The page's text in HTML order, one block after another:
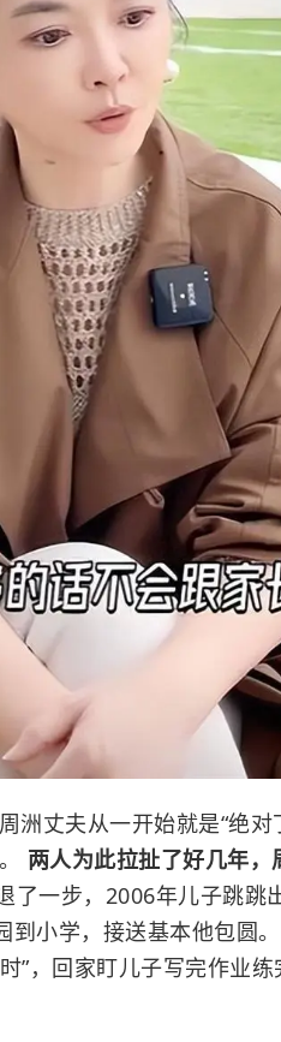
洲丈夫从一开始就是“绝对
两人为此拉扯了好几年，
了一步，2006年儿子跳跳
到小学，接送基本他包圆
”，回家盯儿子写完作业